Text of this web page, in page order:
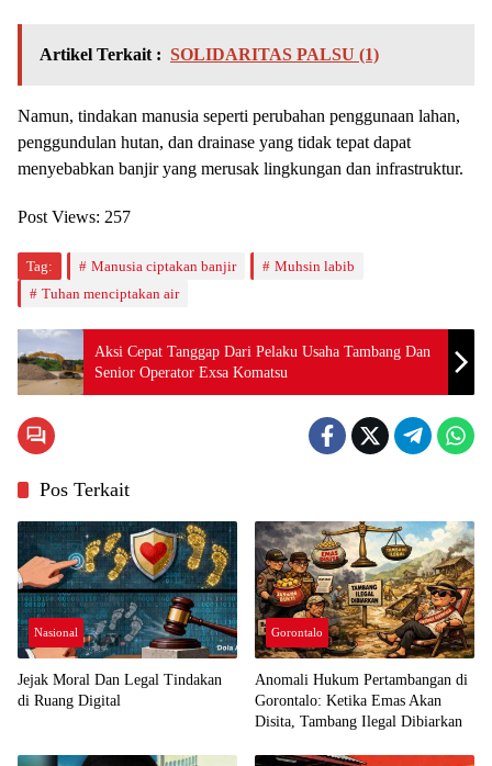
Artikel Terkait : SOLIDARITAS PALSU (1)
Namun, tindakan manusia seperti perubahan penggunaan lahan,
penggundulan hutan, dan drainase yang tidak tepat dapat
menyebabkan banjir yang merusak lingkungan dan infrastruktur.
Post Views: 257
Tag: Manusia ciptakan banjir
Muhsin labib
Tuhan menciptakan air
Aksi Cepat Tanggap Dari Pelaku Usaha Tambang Dan
Senior Operator Exsa Komatsu
Pos Terkait
Nasional
Jejak Moral Dan Legal Tindakan
di Ruang Digital
Gorontalo
Anomali Hukum Pertambangan di
Gorontalo: Ketika Emas Akan
Disita, Tambang Ilegal Dibiarkan